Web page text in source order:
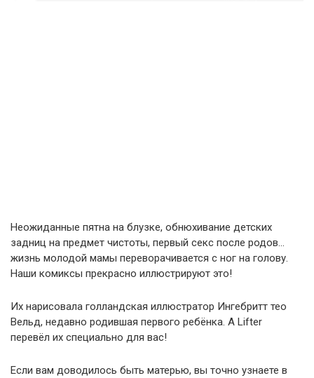
Неожиданные пятна на блузке, обнюхивание детских
задниц на предмет чистоты, первый секс после родов…
жизнь молодой мамы переворачивается с ног на голову.
Наши комиксы прекрасно иллюстрируют это!
Их нарисовала голландская иллюстратор Ингебритт тео
Вельд, недавно родившая первого ребёнка. А Lifter
перевёл их специально для вас!
Если вам доводилось быть матерью, вы точно узнаете в